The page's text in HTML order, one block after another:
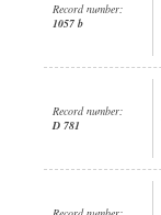
Record number:
1057 b
Record number:
D 781